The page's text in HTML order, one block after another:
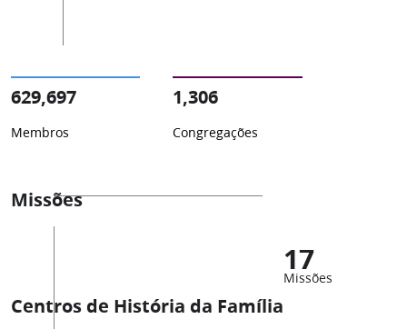
629,697
Membros
1,306
Congregações
Missões
17
Missões
Centros de História da Família